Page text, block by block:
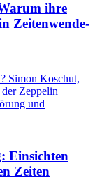
ihre
Zeitenwende-
Simon Koschut,
Zeppelin
und
Einsichten
Zeiten